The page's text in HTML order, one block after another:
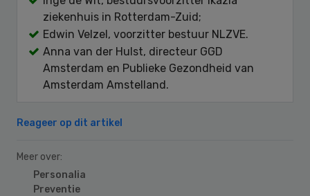
ziekenhuis in Rotterdam-Zuid;
Edwin Velzel, voorzitter bestuur NLZVE.
Anna van der Hulst, directeur GGD
Amsterdam en Publieke Gezondheid van
Amsterdam Amstelland.
Reageer op dit artikel
Meer over:
Personalia
Preventie